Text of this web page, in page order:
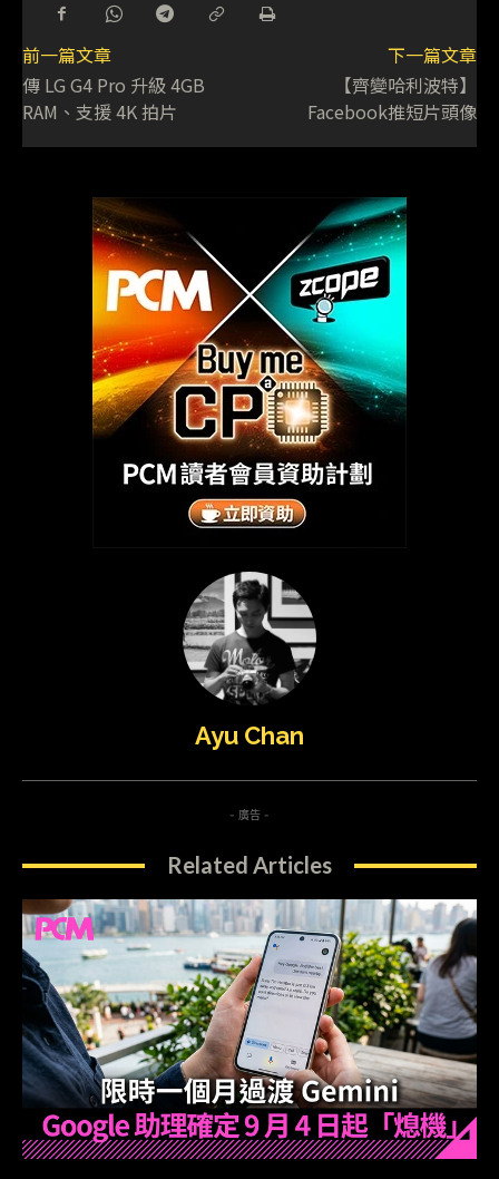
前一篇文章
傳 LG G4 Pro 升級 4GB
RAM、支援 4K 拍片
下一篇文章
【齊變哈利波特】
Facebook推短片頭像
Ayu Chan
- 廣告 -
Related Articles